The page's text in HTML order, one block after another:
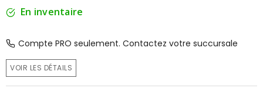
En inventaire
Compte PRO seulement. Contactez votre succursale
VOIR LES DÉTAILS